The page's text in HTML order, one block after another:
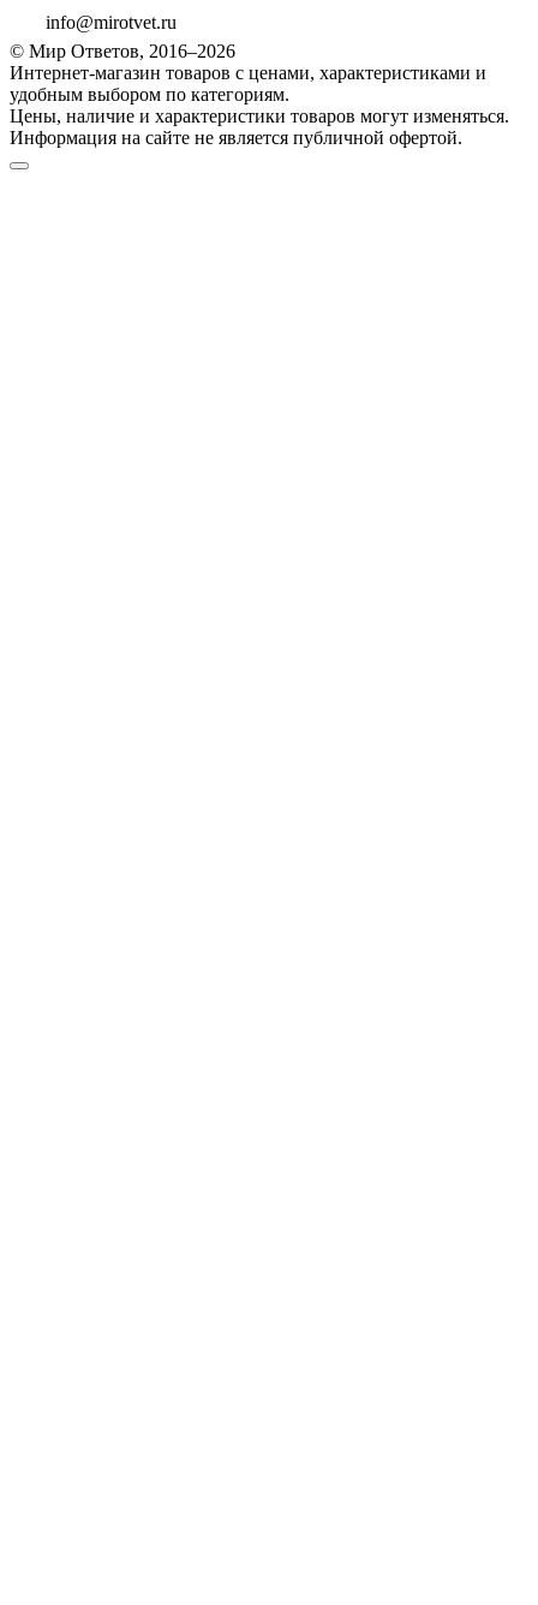
info@mirotvet.ru
© Мир Ответов, 2016–2026
Интернет-магазин товаров с ценами, характеристиками и
удобным выбором по категориям.
Цены, наличие и характеристики товаров могут изменяться.
Информация на сайте не является публичной офертой.